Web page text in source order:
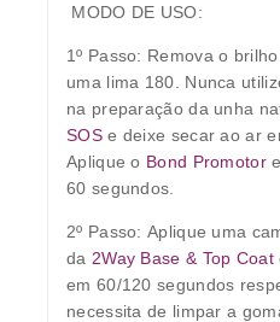
MODO DE USO:
1º Passo: Remova o
uma lima 180. Nunca
na preparação da unha
SOSe deixe secar ao ar
Aplique o Bond Promotore
60 segundos.
2º Passo: Aplique uma
da 2Way Base & Top Coat
em 60/120 segundos
necessita de limpar a